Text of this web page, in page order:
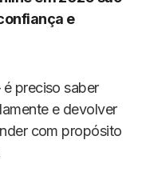
e
preciso saber
e devolver
com propósito